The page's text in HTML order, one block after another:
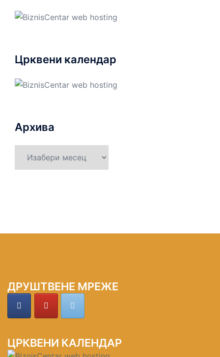
Црквени календар
Архива
ДРУШТВЕНЕ МРЕЖЕ
ЦРКВЕНИ КАЛЕНДАР